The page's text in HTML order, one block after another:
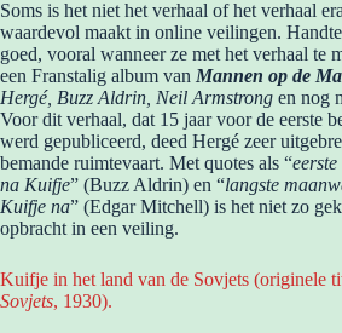
Soms is het niet het verhaal of het verhaal
waardevol maakt in online veilingen.
goed, vooral wanneer ze met het verhaal te
een Franstalig album van Mannen op de
Hergé, Buzz Aldrin, Neil Armstrong en nog
Voor dit verhaal, dat 15 jaar voor de eerste
werd gepubliceerd, deed Hergé zeer
bemande ruimtevaart. Met quotes als “
na Kuifje” (Buzz Aldrin) en “langste
Kuifje na” (Edgar Mitchell) is het niet zo
opbracht in een veiling.
Kuifje in het land van de Sovjets (originele
Sovjets, 1930).